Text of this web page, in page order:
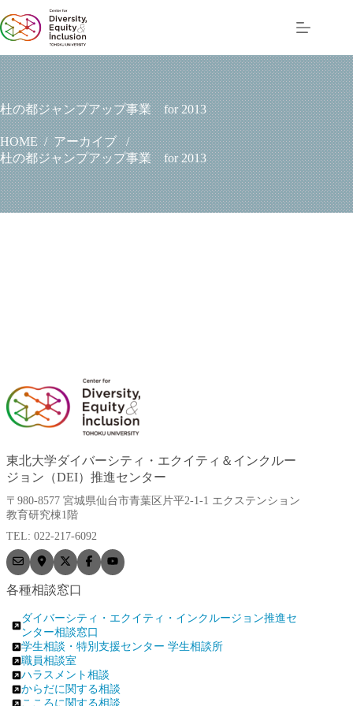
ン
テ
ン
ツ
へ
ス
キ
ッ
プ
杜の都ジャンプアップ事業 for 2013
HOME / アーカイブ /
杜の都ジャンプアップ事業 for 2013
東北大学ダイバーシティ・エクイティ＆インクルー
ジョン（DEI）推進センター
〒980-8577 宮城県仙台市青葉区片平2-1-1 エクステンション
教育研究棟1階
TEL: 022-217-6092
各種相談窓口
ダイバーシティ・エクイティ・インクルージョン推進セ
ンター相談窓口
学生相談・特別支援センター 学生相談所
職員相談室
ハラスメント相談
からだに関する相談
こころに関する相談